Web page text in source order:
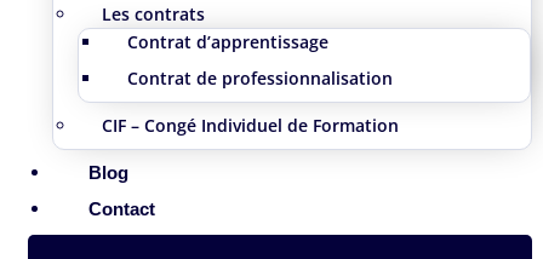
Les contrats
Contrat d’apprentissage
Contrat de professionnalisation
CIF – Congé Individuel de Formation
Blog
Contact